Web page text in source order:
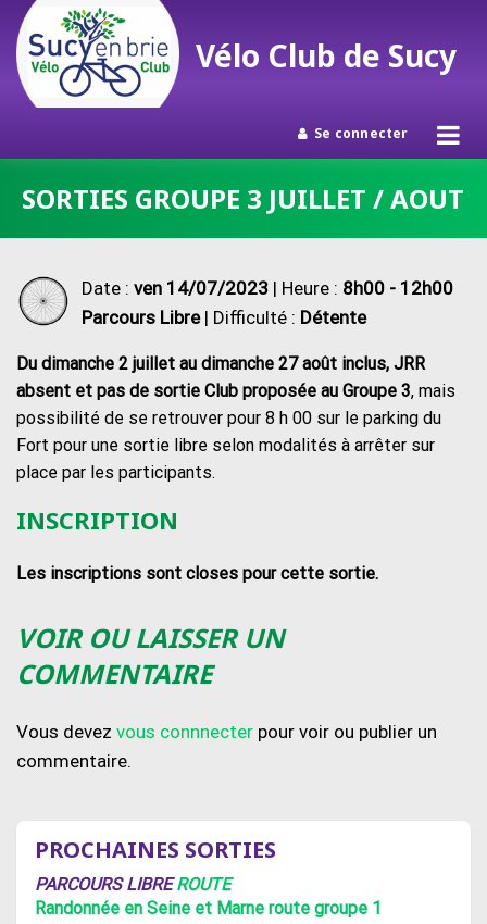
contenu
Vélo Club de Sucy
Se connecter
SORTIES GROUPE 3 JUILLET / AOUT
Date : ven 14/07/2023 | Heure : 8h00 - 12h00
Parcours Libre| Difficulté : Détente
Du dimanche 2 juillet au dimanche 27 août inclus, JRR
absent et pas de sortie Club proposée au Groupe 3, mais
possibilité de se retrouver pour 8 h 00 sur le parking du
Fort pour une sortie libre selon modalités à arrêter sur
place par les participants.
INSCRIPTION
Les inscriptions sont closes pour cette sortie.
VOIR OU LAISSER UN
COMMENTAIRE
Vous devez vous connnecter pour voir ou publier un
commentaire.
PROCHAINES SORTIES
PARCOURS LIBREROUTE
Randonnée en Seine et Marne route groupe 1